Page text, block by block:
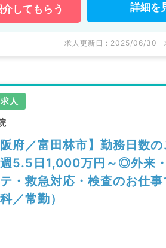
介してもらう 詳細を
求人更新日 : 2025/06/30
人
阪府／富田林市】勤務日数
5.5日1,000万円～◎外来・
・救急対応・検査のお仕
／常勤）